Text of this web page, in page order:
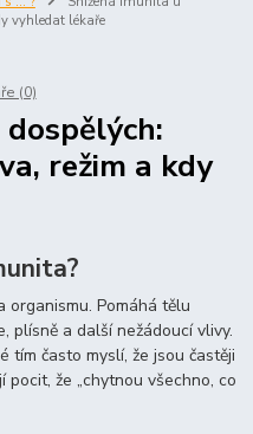
level
marketing
vyhledat lékaře
(0)
režim a kdy
organismu. Pomáhá tělu
plísně a další nežádoucí vlivy.
tím často myslí, že jsou častěji
že „chytnou všechno, co